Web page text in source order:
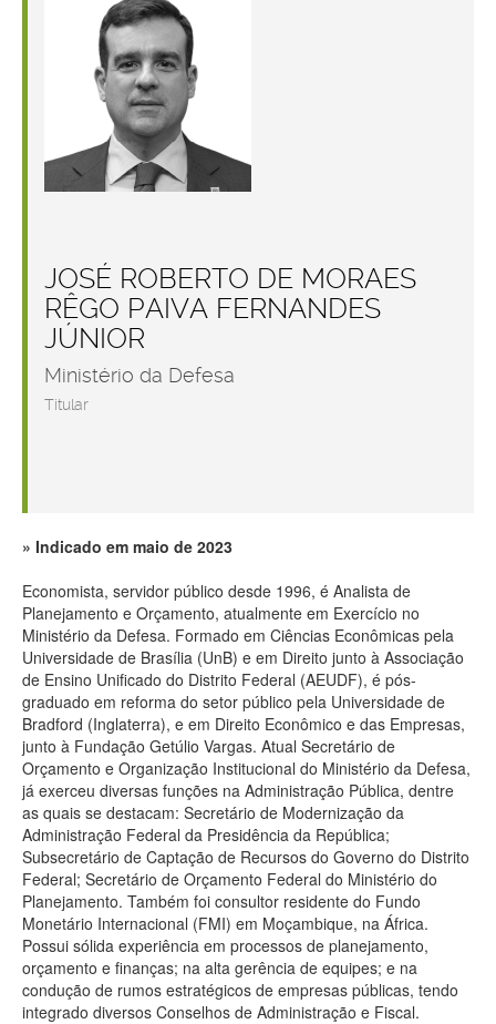
JOSÉ ROBERTO DE MORAES
RÊGO PAIVA FERNANDES
JÚNIOR
Ministério da Defesa
Titular
Indicado em maio de 2023
Economista, servidor público desde 1996, é Analista de
Planejamento e Orçamento, atualmente em Exercício no
Ministério da Defesa. Formado em Ciências Econômicas pela
Universidade de Brasília (UnB) e em Direito junto à Associação
de Ensino Unificado do Distrito Federal (AEUDF), é pós-
graduado em reforma do setor público pela Universidade de
Bradford (Inglaterra), e em Direito Econômico e das Empresas,
junto à Fundação Getúlio Vargas. Atual Secretário de
Orçamento e Organização Institucional do Ministério da Defesa,
já exerceu diversas funções na Administração Pública, dentre
as quais se destacam: Secretário de Modernização da
Administração Federal da Presidência da República;
Subsecretário de Captação de Recursos do Governo do Distrito
Federal; Secretário de Orçamento Federal do Ministério do
Planejamento. Também foi consultor residente do Fundo
Monetário Internacional (FMI) em Moçambique, na África.
Possui sólida experiência em processos de planejamento,
orçamento e finanças; na alta gerência de equipes; e na
condução de rumos estratégicos de empresas públicas, tendo
integrado diversos Conselhos de Administração e Fiscal.